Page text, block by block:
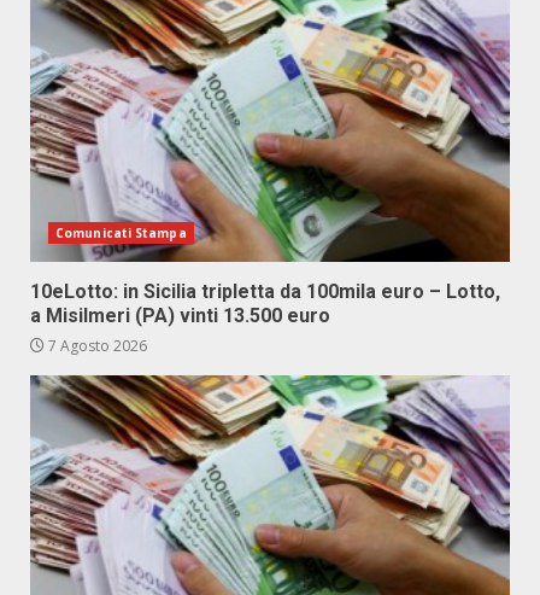
Comunicati Stampa
10eLotto: in Sicilia tripletta da 100mila euro – Lotto,
a Misilmeri (PA) vinti 13.500 euro
7 Agosto 2026